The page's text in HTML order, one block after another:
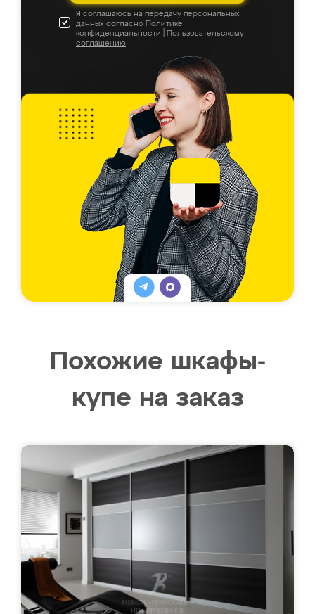
Я соглашаюсь на передачу персональных
данных согласно Политике
конфиденциальности
Пользовательскому
соглашению
Похожие шкафы-
купе на заказ